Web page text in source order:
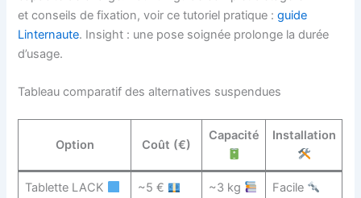
et conseils de fixation, voir ce tutoriel pratique :guide
Linternaute. Insight : une pose soignée prolonge la durée
d’usage.
Tableau comparatif des alternatives suspendues
Option Coût (€)
Capacité Installation
Tablette LACK ~5 € ~3 kg Facile